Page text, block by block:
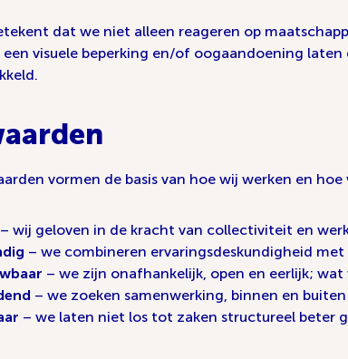
dat we niet alleen reageren op
visuele beperking en/of oogaandoening
vormen de basis van hoe wij werken en
– wij geloven in de kracht van collectiviteit en
– we combineren ervaringsdeskundigheid
– we zijn onafhankelijk, open en eerlijk;
– we zoeken samenwerking, binnen en
– we laten niet los tot zaken structureel beter